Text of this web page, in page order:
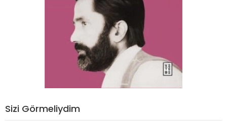
Sizi Görmeliydim